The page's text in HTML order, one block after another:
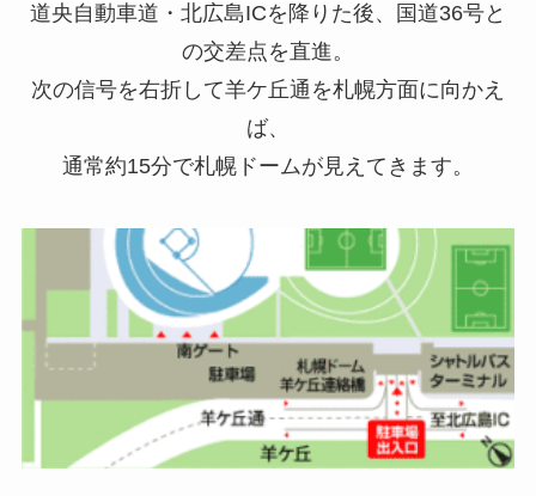
道央自動車道・北広島ICを降りた後、国道36号と
の交差点を直進。
次の信号を右折して羊ケ丘通を札幌方面に向かえ
ば、
通常約15分で札幌ドームが見えてきます。